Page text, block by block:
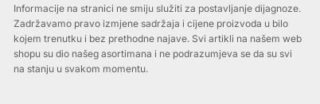
Informacije na stranici ne smiju služiti za postavljanje dijagnoze.
Zadržavamo pravo izmjene sadržaja i cijene proizvoda u bilo
kojem trenutku i bez prethodne najave. Svi artikli na našem web
shopu su dio našeg asortimana i ne podrazumjeva se da su svi
na stanju u svakom momentu.